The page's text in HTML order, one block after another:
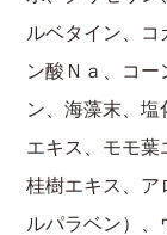
ルベタイン、コ
ン酸Ｎａ、コー
ン、海藻末、塩
エキス、モモ葉
桂樹エキス、ア
ルパラベン）